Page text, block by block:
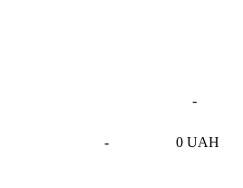
-
-
0 UAH